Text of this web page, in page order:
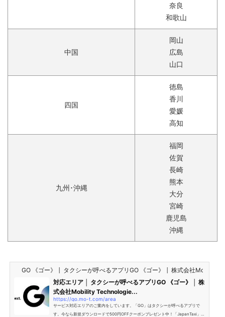
奈良
和歌山
中国
岡山
広島
山口
四国
徳島
香川
愛媛
高知
九州･沖縄
福岡
佐賀
長崎
熊本
大分
宮崎
鹿児島
沖縄
GO 《ゴー》 │ タクシーが呼べるアプリGO 《ゴー》 │ 株式会社Mobility
対応エリア │ タクシーが呼べるアプリGO 《ゴー》 │ 株
式会社Mobility Technologie...
https://go.mo-t.com/area
サービス対応エリアのご案内をしています。「GO」はタクシーが呼べるアプリで
す。今なら新規ダウンロードで500円OFFクーポンプレゼント中！「JapanTaxi」